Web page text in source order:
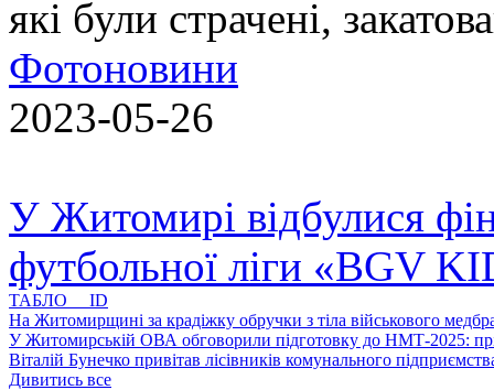
які були страчені,
Фотоновини
2023-05-26
У Житомирі відбулися
футбольної ліги «BGV
ТАБЛО ID
На Житомирщині за крадіжку обручки з тіла військового
У Житомирській ОВА обговорили підготовку до НМТ-2025:
Віталій Бунечко привітав лісівників комунального
Дивитись все